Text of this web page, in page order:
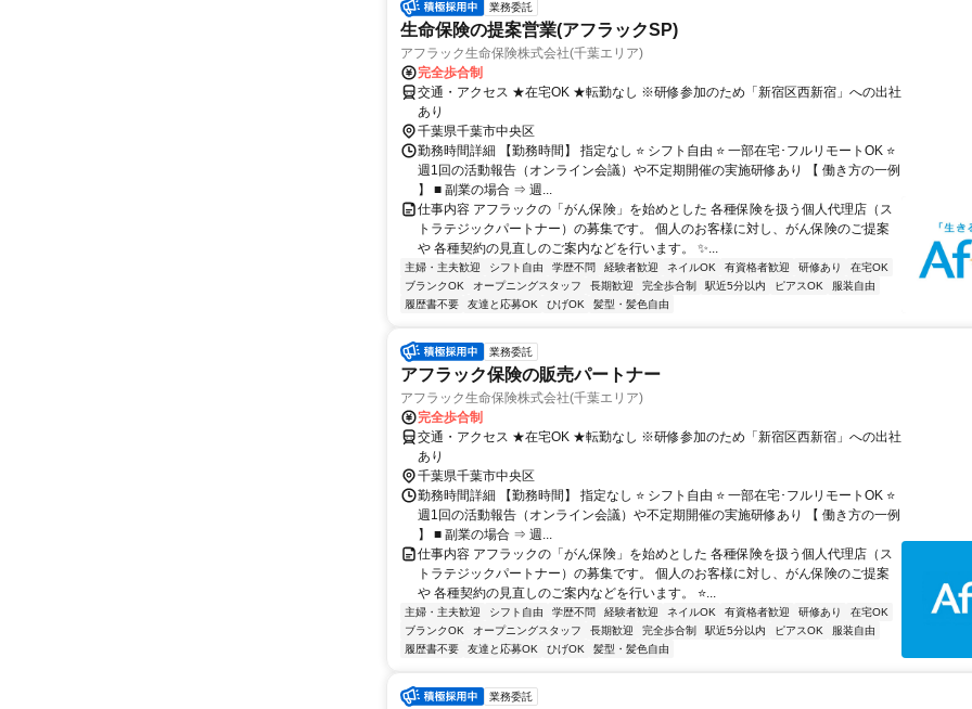
業務委託
生命保険の提案営業(アフラックSP)
アフラック生命保険株式会社(千葉エリア)
完全歩合制
交通・アクセス ★在宅OK ★転勤なし ※研修参加のため「新宿区西新宿」への出社
あり
千葉県千葉市中央区
勤務時間詳細 【勤務時間】 指定なし ⭐ シフト自由 ⭐ 一部在宅･フルリモートOK ⭐
週1回の活動報告（オンライン会議）や不定期開催の実施研修あり 【 働き方の一例
】 ■ 副業の場合 ⇒ 週...
仕事内容 アフラックの「がん保険」を始めとした 各種保険を扱う個人代理店（ス
トラテジックパートナー）の募集です。 個人のお客様に対し、がん保険のご提案
や 各種契約の見直しのご案内などを行います。 ✨...
主婦・主夫歓迎 シフト自由 学歴不問 経験者歓迎 ネイルOK 有資格者歓迎 研修あり
在宅OK
ブランクOK
オープニングスタッフ 長期歓迎 完全歩合制 駅近5分以内 ピアスOK
服装自由
履歴書不要
友達と応募OK ひげOK 髪型・髪色自由
業務委託
アフラック保険の販売パートナー
アフラック生命保険株式会社(千葉エリア)
完全歩合制
交通・アクセス ★在宅OK ★転勤なし ※研修参加のため「新宿区西新宿」への出社
あり
千葉県千葉市中央区
勤務時間詳細 【勤務時間】 指定なし ⭐ シフト自由 ⭐ 一部在宅･フルリモートOK ⭐
週1回の活動報告（オンライン会議）や不定期開催の実施研修あり 【 働き方の一例
】 ■ 副業の場合 ⇒ 週...
仕事内容 アフラックの「がん保険」を始めとした 各種保険を扱う個人代理店（ス
トラテジックパートナー）の募集です。 個人のお客様に対し、がん保険のご提案
や 各種契約の見直しのご案内などを行います。 ⭐...
主婦・主夫歓迎 シフト自由 学歴不問 経験者歓迎 ネイルOK 有資格者歓迎 研修あり
在宅OK
ブランクOK
オープニングスタッフ 長期歓迎 完全歩合制 駅近5分以内 ピアスOK
服装自由
履歴書不要
友達と応募OK ひげOK 髪型・髪色自由
業務委託